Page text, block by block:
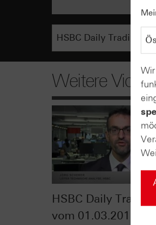
Weitere
HSBC Daily Trading
vom 01.03.2016: